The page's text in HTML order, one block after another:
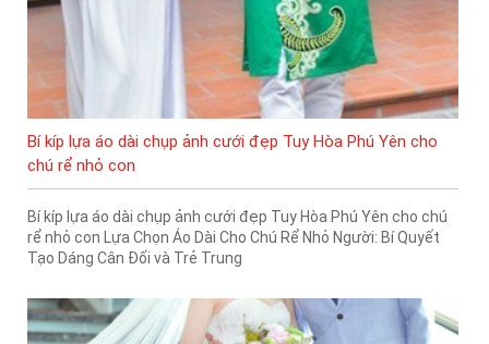
Bí kíp lựa áo dài chụp ảnh cưới đẹp Tuy Hòa Phú Yên cho
chú rể nhỏ con
Bí kíp lựa áo dài chụp ảnh cưới đẹp Tuy Hòa Phú Yên cho chú
rể nhỏ con Lựa Chọn Áo Dài Cho Chú Rể Nhỏ Người: Bí Quyết
Tạo Dáng Cân Đối và Trẻ Trung